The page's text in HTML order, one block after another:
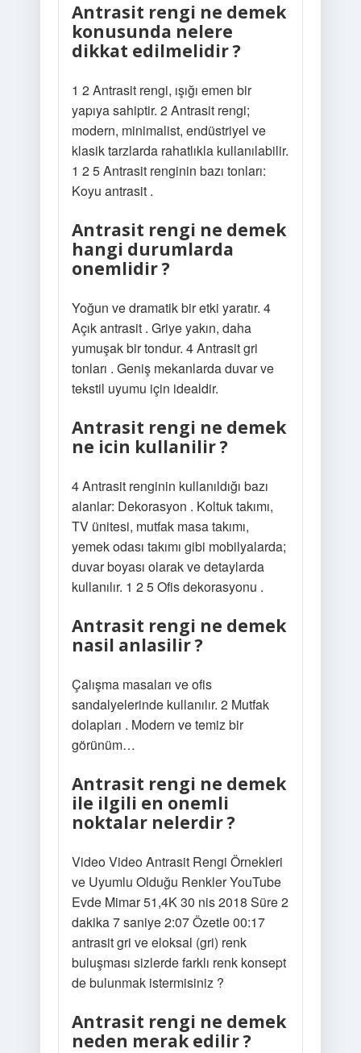
Antrasit rengi ne demek
konusunda nelere
dikkat edilmelidir ?
1 2 Antrasit rengi, ışığı emen bir
yapıya sahiptir. 2 Antrasit rengi;
modern, minimalist, endüstriyel ve
klasik tarzlarda rahatlıkla kullanılabilir.
1 2 5 Antrasit renginin bazı tonları:
Koyu antrasit .
Antrasit rengi ne demek
hangi durumlarda
onemlidir ?
Yoğun ve dramatik bir etki yaratır. 4
Açık antrasit . Griye yakın, daha
yumuşak bir tondur. 4 Antrasit gri
tonları . Geniş mekanlarda duvar ve
tekstil uyumu için idealdir.
Antrasit rengi ne demek
ne icin kullanilir ?
4 Antrasit renginin kullanıldığı bazı
alanlar: Dekorasyon . Koltuk takımı,
TV ünitesi, mutfak masa takımı,
yemek odası takımı gibi mobilyalarda;
duvar boyası olarak ve detaylarda
kullanılır. 1 2 5 Ofis dekorasyonu .
Antrasit rengi ne demek
nasil anlasilir ?
Çalışma masaları ve ofis
sandalyelerinde kullanılır. 2 Mutfak
dolapları . Modern ve temiz bir
görünüm…
Antrasit rengi ne demek
ile ilgili en onemli
noktalar nelerdir ?
Video Video Antrasit Rengi Örnekleri
ve Uyumlu Olduğu Renkler YouTube
Evde Mimar 51,4K 30 nis 2018 Süre 2
dakika 7 saniye 2:07 Özetle 00:17
antrasit gri ve eloksal (gri) renk
buluşması sizlerde farklı renk konsept
de bulunmak istermisiniz ?
Antrasit rengi ne demek
neden merak edilir ?